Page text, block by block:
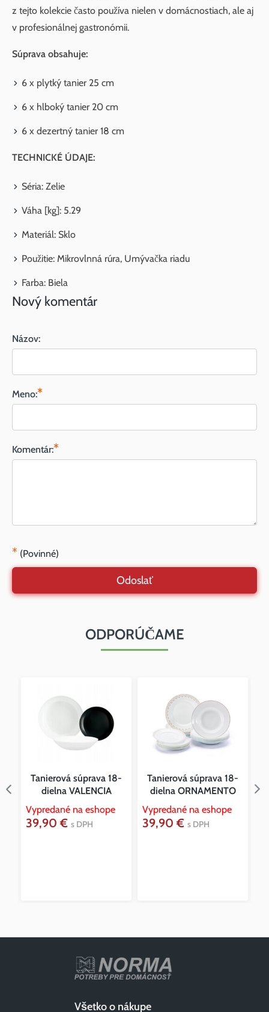
z tejto kolekcie často používa nielen v domácnostiach, ale aj
v profesionálnej gastronómii.
Súprava obsahuje:
6 x plytký tanier 25 cm
6 x hlboký tanier 20 cm
6 x dezertný tanier 18 cm
TECHNICKÉ ÚDAJE:
Séria: Zelie
Váha [kg]: 5.29
Materiál: Sklo
Použitie: Mikrovlnná rúra, Umývačka riadu
Farba: Biela
Nový komentár
Názov:
Meno:*
Komentár:*
* (Povinné)
Odoslať
ODPORÚČAME
Tanierová súprava 18-
dielna VALENCIA
Vypredané na eshope
39,90 € s DPH
Tanierová súprava 18-
dielna ORNAMENTO
Vypredané na eshope
39,90 € s DPH
Všetko o nákupe